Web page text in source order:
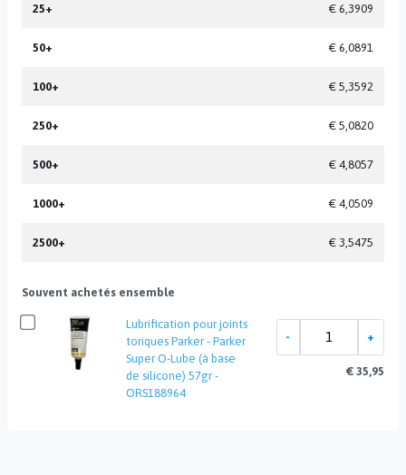
25+ € 6,3909
50+ € 6,0891
100+ € 5,3592
250+ € 5,0820
500+ € 4,8057
1000+ € 4,0509
2500+ € 3,5475
Souvent achetés ensemble
Lubrification pour joints
toriques Parker - Parker
Super O-Lube (à base
de silicone) 57gr -
ORS188964
€ 35,95